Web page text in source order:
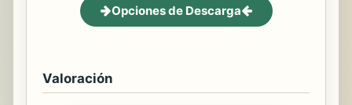
Opciones de Descarga
Valoración